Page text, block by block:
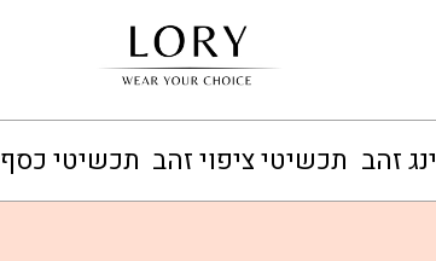
זהב תכשיטי ציפוי זהב תכשיטי כסף